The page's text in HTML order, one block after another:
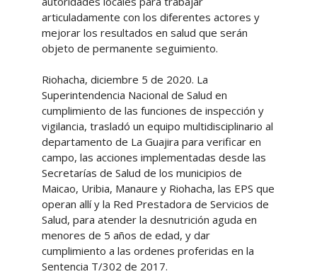
articuladamente con los diferentes actores y
mejorar los resultados en salud que serán
objeto de permanente seguimiento.
Riohacha, diciembre 5 de 2020. La
Superintendencia Nacional de Salud en
cumplimiento de las funciones de inspección y
vigilancia, trasladó un equipo multidisciplinario al
departamento de La Guajira para verificar en
campo, las acciones implementadas desde las
Secretarías de Salud de los municipios de
Maicao, Uribia, Manaure y Riohacha, las EPS que
operan allí y la Red Prestadora de Servicios de
Salud, para atender la desnutrición aguda en
menores de 5 años de edad, y dar
cumplimiento a las ordenes proferidas en la
Sentencia T/302 de 2017.